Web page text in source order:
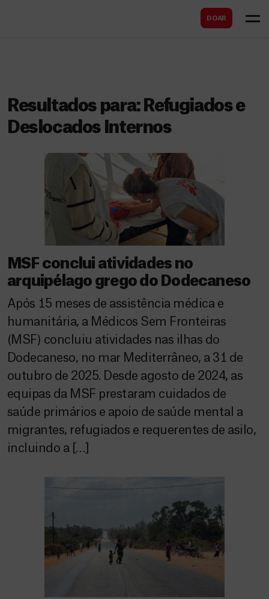
DOAR
Resultados para: Refugiados e
Deslocados Internos
MSF conclui atividades no
arquipélago grego do Dodecaneso
Após 15 meses de assistência médica e
humanitária, a Médicos Sem Fronteiras
(MSF) concluiu atividades nas ilhas do
Dodecaneso, no mar Mediterrâneo, a 31 de
outubro de 2025. Desde agosto de 2024, as
equipas da MSF prestaram cuidados de
saúde primários e apoio de saúde mental a
migrantes, refugiados e requerentes de asilo,
incluindo a […]
r